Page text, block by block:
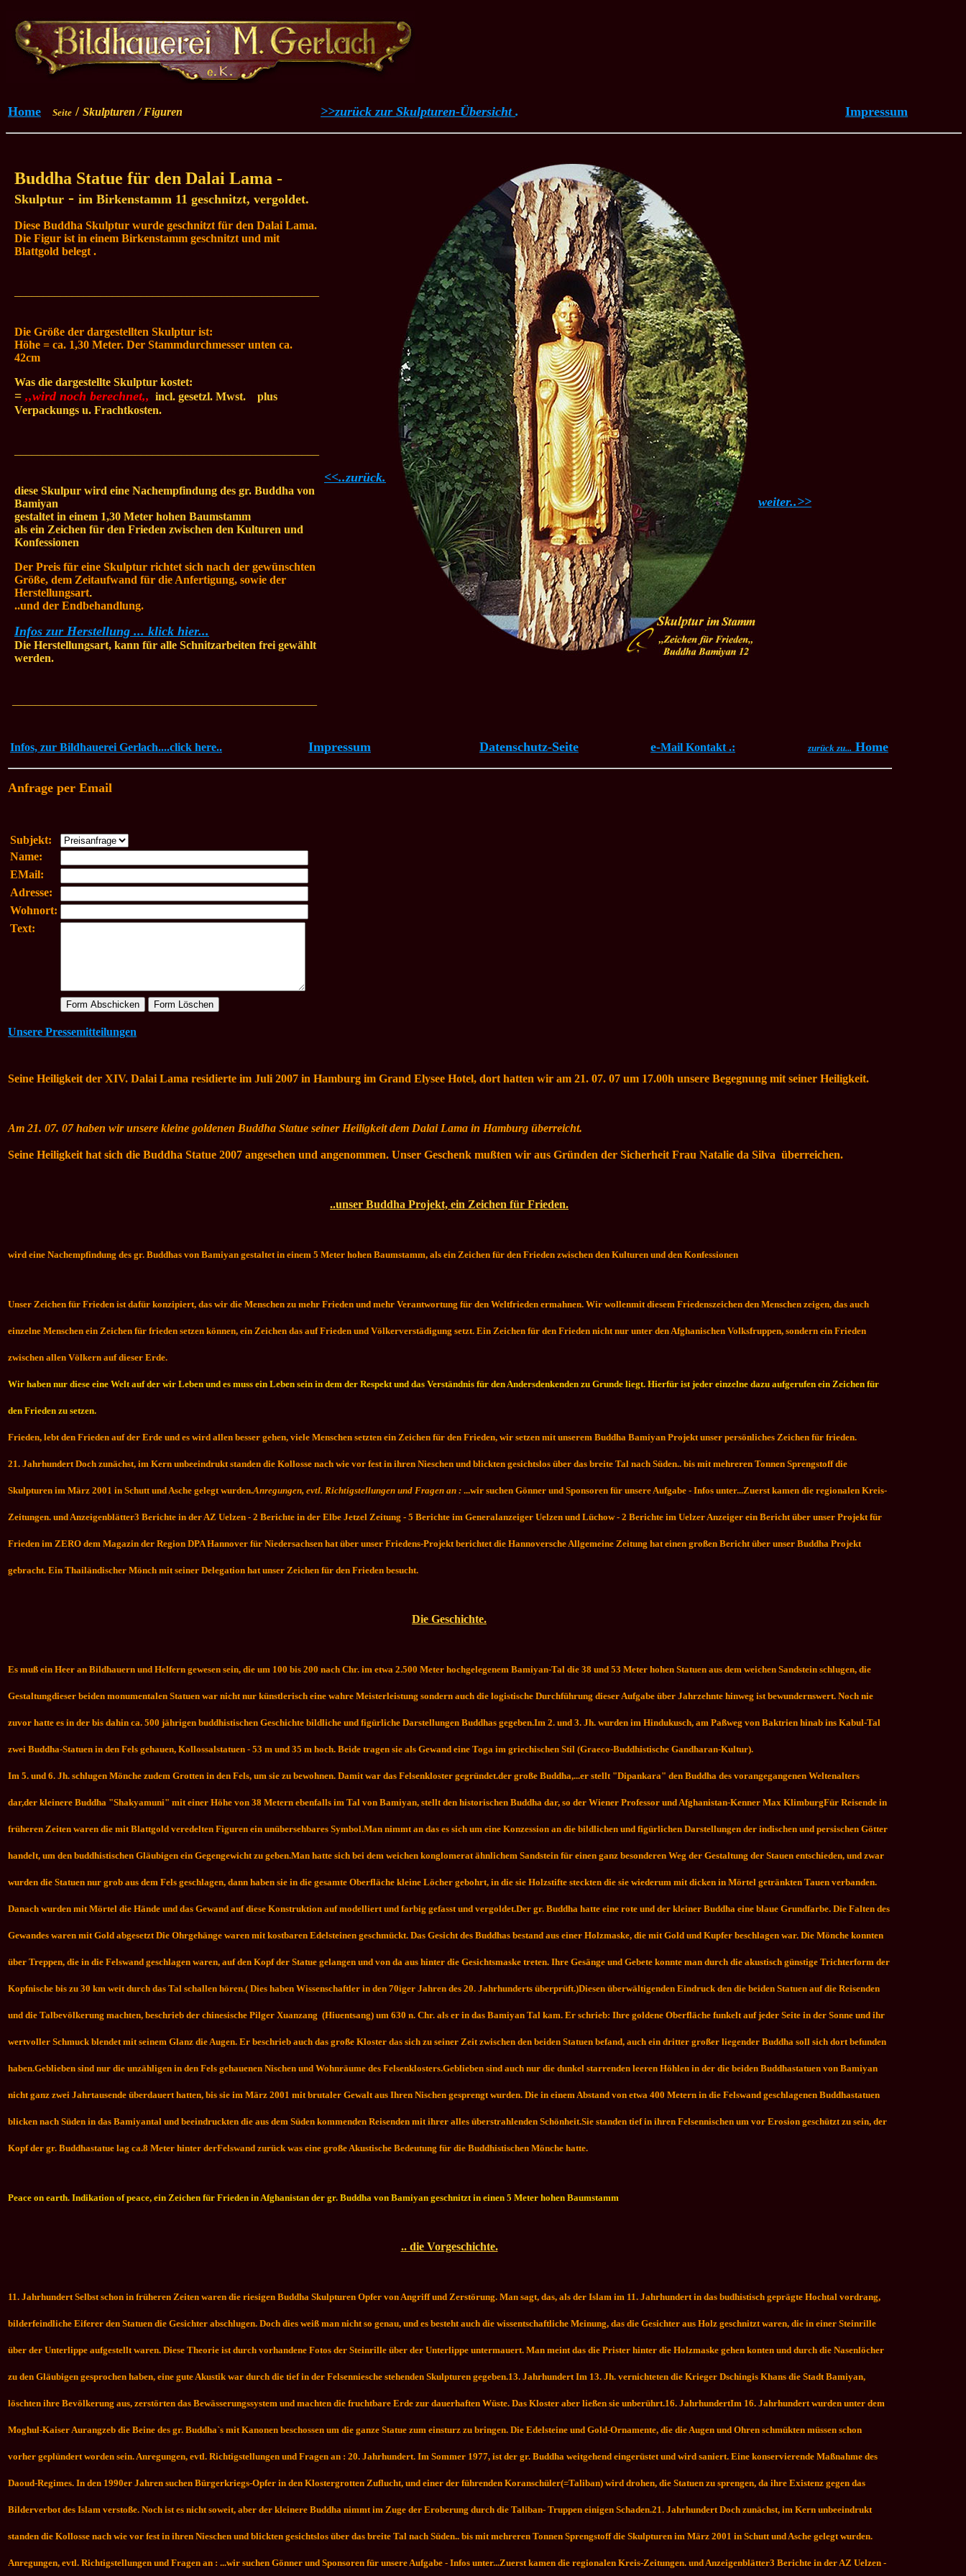
Home Seite / Skulpturen / Figuren >>zurück zur Skulpturen-Übersicht . Impressum
Buddha Statue für den Dalai Lama -
Skulptur - im Birkenstamm 11 geschnitzt, vergoldet.
Diese Buddha Skulptur wurde geschnitzt für den Dalai Lama.
Die Figur ist in einem Birkenstamm geschnitzt und mit
Blattgold belegt .
Die Größe der dargestellten Skulptur ist:
Höhe = ca. 1,30 Meter. Der Stammdurchmesser unten ca.
42cm
Was die dargestellte Skulptur kostet:
= ,,wird noch berechnet,, incl. gesetzl. Mwst.
plus
Verpackungs u. Frachtkosten.
diese Skulpur wird eine Nachempfindung des gr. Buddha von
Bamiyan
gestaltet in einem 1,30 Meter hohen Baumstamm
als ein Zeichen für den Frieden zwischen den Kulturen und
Konfessionen
Der Preis für eine Skulptur richtet sich nach der gewünschten
Größe, dem Zeitaufwand für die Anfertigung, sowie der
Herstellungsart.
..und der Endbehandlung.
Infos zur Herstellung ... klick hier...
Die Herstellungsart, kann für alle Schnitzarbeiten frei gewählt
werden.
<<..zurück.
weiter..>>
Infos, zur Bildhauerei Gerlach....click here.. Impressum Datenschutz-Seite e-Mail Kontakt .: zurück zu... Home
Anfrage per Email
Subjekt:
Name:
EMail:
Adresse:
Wohnort:
Text:
Unsere Pressemitteilungen
Seine Heiligkeit der XIV. Dalai Lama residierte im Juli 2007 in Hamburg im Grand Elysee Hotel, dort hatten wir am 21. 07. 07 um 17.00h unsere Begegnung mit seiner Heiligkeit.
Am 21. 07. 07 haben wir unsere kleine goldenen Buddha Statue seiner Heiligkeit dem Dalai Lama in Hamburg überreicht.
Seine Heiligkeit hat sich die Buddha Statue 2007 angesehen und angenommen. Unser Geschenk mußten wir aus Gründen der Sicherheit Frau Natalie da Silva überreichen.
..unser Buddha Projekt, ein Zeichen für Frieden.
wird eine Nachempfindung des gr. Buddhas von Bamiyan gestaltet in einem 5 Meter hohen Baumstamm, als ein Zeichen für den Frieden zwischen den Kulturen und den Konfessionen
Unser Zeichen für Frieden ist dafür konzipiert, das wir die Menschen zu mehr Frieden und mehr Verantwortung für den Weltfrieden ermahnen. Wir wollenmit diesem Friedenszeichen den Menschen zeigen, das auch
einzelne Menschen ein Zeichen für frieden setzen können, ein Zeichen das auf Frieden und Völkerverstädigung setzt. Ein Zeichen für den Frieden nicht nur unter den Afghanischen Volksfruppen, sondern ein Frieden
zwischen allen Völkern auf dieser Erde.
Wir haben nur diese eine Welt auf der wir Leben und es muss ein Leben sein in dem der Respekt und das Verständnis für den Andersdenkenden zu Grunde liegt. Hierfür ist jeder einzelne dazu aufgerufen ein Zeichen für
den Frieden zu setzen.
Frieden, lebt den Frieden auf der Erde und es wird allen besser gehen, viele Menschen setzten ein Zeichen für den Frieden, wir setzen mit unserem Buddha Bamiyan Projekt unser persönliches Zeichen für frieden.
21. Jahrhundert Doch zunächst, im Kern unbeeindrukt standen die Kollosse nach wie vor fest in ihren Nieschen und blickten gesichtslos über das breite Tal nach Süden.. bis mit mehreren Tonnen Sprengstoff die
Skulpturen im März 2001 in Schutt und Asche gelegt wurden.Anregungen, evtl. Richtigstellungen und Fragen an : ...wir suchen Gönner und Sponsoren für unsere Aufgabe - Infos unter...Zuerst kamen die regionalen Kreis-
Zeitungen. und Anzeigenblätter3 Berichte in der AZ Uelzen - 2 Berichte in der Elbe Jetzel Zeitung - 5 Berichte im Generalanzeiger Uelzen und Lüchow - 2 Berichte im Uelzer Anzeiger ein Bericht über unser Projekt für
Frieden im ZERO dem Magazin der Region DPA Hannover für Niedersachsen hat über unser Friedens-Projekt berichtet die Hannoversche Allgemeine Zeitung hat einen großen Bericht über unser Buddha Projekt
gebracht. Ein Thailändischer Mönch mit seiner Delegation hat unser Zeichen für den Frieden besucht.
Die Geschichte.
Es muß ein Heer an Bildhauern und Helfern gewesen sein, die um 100 bis 200 nach Chr. im etwa 2.500 Meter hochgelegenem Bamiyan-Tal die 38 und 53 Meter hohen Statuen aus dem weichen Sandstein schlugen, die
Gestaltungdieser beiden monumentalen Statuen war nicht nur künstlerisch eine wahre Meisterleistung sondern auch die logistische Durchführung dieser Aufgabe über Jahrzehnte hinweg ist bewundernswert. Noch nie
zuvor hatte es in der bis dahin ca. 500 jährigen buddhistischen Geschichte bildliche und figürliche Darstellungen Buddhas gegeben.Im 2. und 3. Jh. wurden im Hindukusch, am Paßweg von Baktrien hinab ins Kabul-Tal
zwei Buddha-Statuen in den Fels gehauen, Kollossalstatuen - 53 m und 35 m hoch. Beide tragen sie als Gewand eine Toga im griechischen Stil (Graeco-Buddhistische Gandharan-Kultur).
Im 5. und 6. Jh. schlugen Mönche zudem Grotten in den Fels, um sie zu bewohnen. Damit war das Felsenkloster gegründet.der große Buddha,...er stellt "Dipankara" den Buddha des vorangegangenen Weltenalters
dar,der kleinere Buddha "Shakyamuni" mit einer Höhe von 38 Metern ebenfalls im Tal von Bamiyan, stellt den historischen Buddha dar, so der Wiener Professor und Afghanistan-Kenner Max KlimburgFür Reisende in
früheren Zeiten waren die mit Blattgold veredelten Figuren ein unübersehbares Symbol.Man nimmt an das es sich um eine Konzession an die bildlichen und figürlichen Darstellungen der indischen und persischen Götter
handelt, um den buddhistischen Gläubigen ein Gegengewicht zu geben.Man hatte sich bei dem weichen konglomerat ähnlichem Sandstein für einen ganz besonderen Weg der Gestaltung der Stauen entschieden, und zwar
wurden die Statuen nur grob aus dem Fels geschlagen, dann haben sie in die gesamte Oberfläche kleine Löcher gebohrt, in die sie Holzstifte steckten die sie wiederum mit dicken in Mörtel getränkten Tauen verbanden.
Danach wurden mit Mörtel die Hände und das Gewand auf diese Konstruktion auf modelliert und farbig gefasst und vergoldet.Der gr. Buddha hatte eine rote und der kleiner Buddha eine blaue Grundfarbe. Die Falten des
Gewandes waren mit Gold abgesetzt Die Ohrgehänge waren mit kostbaren Edelsteinen geschmückt. Das Gesicht des Buddhas bestand aus einer Holzmaske, die mit Gold und Kupfer beschlagen war. Die Mönche konnten
über Treppen, die in die Felswand geschlagen waren, auf den Kopf der Statue gelangen und von da aus hinter die Gesichtsmaske treten. Ihre Gesänge und Gebete konnte man durch die akustisch günstige Trichterform der
Kopfnische bis zu 30 km weit durch das Tal schallen hören.( Dies haben Wissenschaftler in den 70iger Jahren des 20. Jahrhunderts überprüft.)Diesen überwältigenden Eindruck den die beiden Statuen auf die Reisenden
und die Talbevölkerung machten, beschrieb der chinesische Pilger Xuanzang (Hiuentsang) um 630 n. Chr. als er in das Bamiyan Tal kam. Er schrieb: Ihre goldene Oberfläche funkelt auf jeder Seite in der Sonne und ihr
wertvoller Schmuck blendet mit seinem Glanz die Augen. Er beschrieb auch das große Kloster das sich zu seiner Zeit zwischen den beiden Statuen befand, auch ein dritter großer liegender Buddha soll sich dort befunden
haben.Geblieben sind nur die unzähligen in den Fels gehauenen Nischen und Wohnräume des Felsenklosters.Geblieben sind auch nur die dunkel starrenden leeren Höhlen in der die beiden Buddhastatuen von Bamiyan
nicht ganz zwei Jahrtausende überdauert hatten, bis sie im März 2001 mit brutaler Gewalt aus Ihren Nischen gesprengt wurden. Die in einem Abstand von etwa 400 Metern in die Felswand geschlagenen Buddhastatuen
blicken nach Süden in das Bamiyantal und beeindruckten die aus dem Süden kommenden Reisenden mit ihrer alles überstrahlenden Schönheit.Sie standen tief in ihren Felsennischen um vor Erosion geschützt zu sein, der
Kopf der gr. Buddhastatue lag ca.8 Meter hinter derFelswand zurück was eine große Akustische Bedeutung für die Buddhistischen Mönche hatte.
Peace on earth. Indikation of peace, ein Zeichen für Frieden in Afghanistan der gr. Buddha von Bamiyan geschnitzt in einen 5 Meter hohen Baumstamm
.. die Vorgeschichte.
11. Jahrhundert Selbst schon in früheren Zeiten waren die riesigen Buddha Skulpturen Opfer von Angriff und Zerstörung. Man sagt, das, als der Islam im 11. Jahrhundert in das budhistisch geprägte Hochtal vordrang,
bilderfeindliche Eiferer den Statuen die Gesichter abschlugen. Doch dies weiß man nicht so genau, und es besteht auch die wissentschaftliche Meinung, das die Gesichter aus Holz geschnitzt waren, die in einer Steinrille
über der Unterlippe aufgestellt waren. Diese Theorie ist durch vorhandene Fotos der Steinrille über der Unterlippe untermauert. Man meint das die Prister hinter die Holzmaske gehen konten und durch die Nasenlöcher
zu den Gläubigen gesprochen haben, eine gute Akustik war durch die tief in der Felsenniesche stehenden Skulpturen gegeben.13. Jahrhundert Im 13. Jh. vernichteten die Krieger Dschingis Khans die Stadt Bamiyan,
löschten ihre Bevölkerung aus, zerstörten das Bewässerungssystem und machten die fruchtbare Erde zur dauerhaften Wüste. Das Kloster aber ließen sie unberührt.16. JahrhundertIm 16. Jahrhundert wurden unter dem
Moghul-Kaiser Aurangzeb die Beine des gr. Buddha`s mit Kanonen beschossen um die ganze Statue zum einsturz zu bringen. Die Edelsteine und Gold-Ornamente, die die Augen und Ohren schmükten müssen schon
vorher geplündert worden sein. Anregungen, evtl. Richtigstellungen und Fragen an : 20. Jahrhundert. Im Sommer 1977, ist der gr. Buddha weitgehend eingerüstet und wird saniert. Eine konservierende Maßnahme des
Daoud-Regimes. In den 1990er Jahren suchen Bürgerkriegs-Opfer in den Klostergrotten Zuflucht, und einer der führenden Koranschüler(=Taliban) wird drohen, die Statuen zu sprengen, da ihre Existenz gegen das
Bilderverbot des Islam verstoße. Noch ist es nicht soweit, aber der kleinere Buddha nimmt im Zuge der Eroberung durch die Taliban- Truppen einigen Schaden.21. Jahrhundert Doch zunächst, im Kern unbeeindrukt
standen die Kollosse nach wie vor fest in ihren Nieschen und blickten gesichtslos über das breite Tal nach Süden.. bis mit mehreren Tonnen Sprengstoff die Skulpturen im März 2001 in Schutt und Asche gelegt wurden.
Anregungen, evtl. Richtigstellungen und Fragen an : ...wir suchen Gönner und Sponsoren für unsere Aufgabe - Infos unter...Zuerst kamen die regionalen Kreis-Zeitungen. und Anzeigenblätter3 Berichte in der AZ Uelzen -